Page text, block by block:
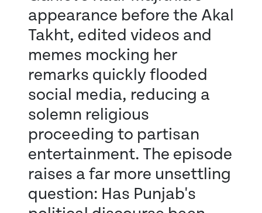
appearance before the Akal
Takht, edited videos and
memes mocking her
remarks quickly flooded
social media, reducing a
solemn religious
proceeding to partisan
entertainment. The episode
raises a far more unsettling
question: Has Punjab's